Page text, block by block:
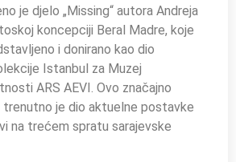
je djelo „Missing“ autora Andreja
koncepciji Beral Madre, koje
i donirano kao dio
Istanbul za Muzej
ARS AEVI. Ovo značajno
je dio aktuelne postavke
na trećem spratu sarajevske